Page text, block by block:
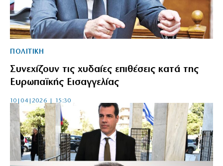
ΠΟΛΙΤΙΚΗ
Συνεχίζουν τις χυδαίες επιθέσεις κατά της
Ευρωπαϊκής Εισαγγελίας
10|04|2026 | 15:30